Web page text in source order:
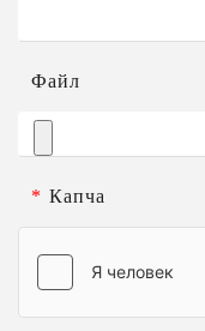
Файл
* Капча